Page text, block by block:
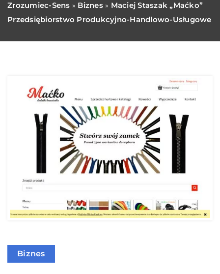
Zrozumiec-Sens » Biznes» Maciej Staszak „Maćko”
Przedsiębiorstwo Produkcyjno-Handlowo-Usługowe
Biznes